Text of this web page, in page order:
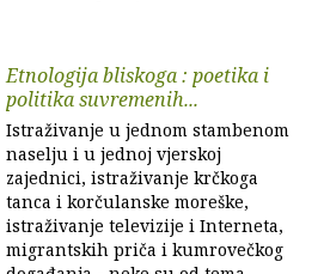
Etnologija bliskoga : poetika i
politika suvremenih...
Istraživanje u jednom stambenom
naselju i u jednoj vjerskoj
zajednici, istraživanje krčkoga
tanca i korčulanske moreške,
istraživanje televizije i Interneta,
migrantskih priča i kumrovečkog